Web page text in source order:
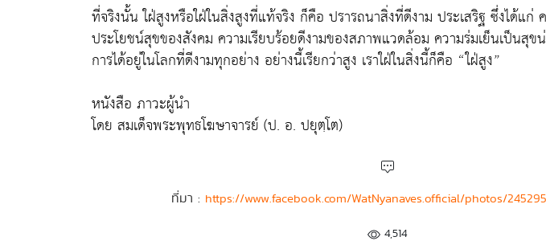
ที่จริงนั้น ใฝ่สูงหรือใฝ่ในสิ่งสูงที่แท้จริง ก็คือ ปรารถนาสิ่งที่ดีงาม ประเสริฐ ซึ่งได้แก่
ประโยชน์สุขของสังคม ความเรียบร้อยดีงามของสภาพแวดล้อม ความร่มเย็นเป็นสุ
การได้อยู่ในโลกที่ดีงามทุกอย่าง อย่างนี้เรียกว่าสูง เราใฝ่ในสิ่งนี้ก็คือ “ใฝ่สูง”
หนังสือ ภาวะผู้นำ
โดย สมเด็จพระพุทธโฆษาจารย์ (ป. อ. ปยุตฺโต)
ที่มา : https://www.facebook.com/WatNyanaves.official/photos/
4,514